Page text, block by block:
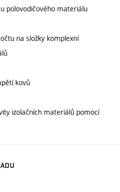
polovodičového materiálu
na složky komplexní
kovů
izolačních materiálů pomocí